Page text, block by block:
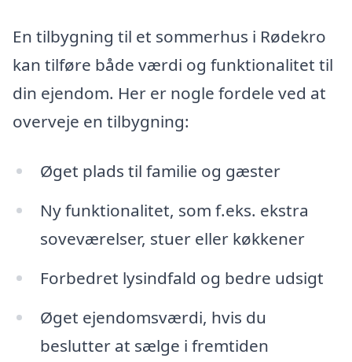
En tilbygning til et sommerhus i Rødekro
kan tilføre både værdi og funktionalitet til
din ejendom. Her er nogle fordele ved at
overveje en tilbygning:
Øget plads til familie og gæster
Ny funktionalitet, som f.eks. ekstra
soveværelser, stuer eller køkkener
Forbedret lysindfald og bedre udsigt
Øget ejendomsværdi, hvis du
beslutter at sælge i fremtiden